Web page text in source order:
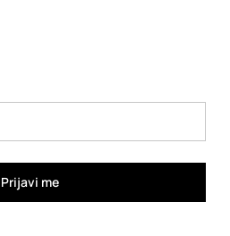
Prijavi me